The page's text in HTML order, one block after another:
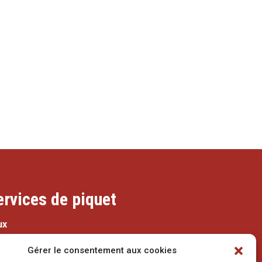
Gérer le consentement aux cookies
de piquet
079 337 66 42